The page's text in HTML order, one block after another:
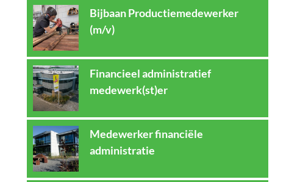
Bijbaan Productiemedewerker
(m/v)
Financieel administratief
medewerk(st)er
Medewerker financiële
administratie